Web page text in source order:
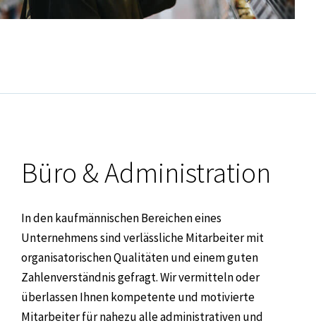
Büro & Administration
In den kaufmännischen Bereichen eines
Unternehmens sind verlässliche Mitarbeiter mit
organisatorischen Qualitäten und einem guten
Zahlenverständnis gefragt. Wir vermitteln oder
überlassen Ihnen kompetente und motivierte
Mitarbeiter für nahezu alle administrativen und